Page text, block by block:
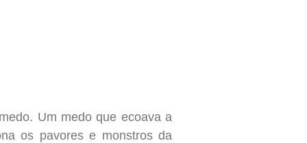
Um medo que ecoava a
os pavores e monstros da